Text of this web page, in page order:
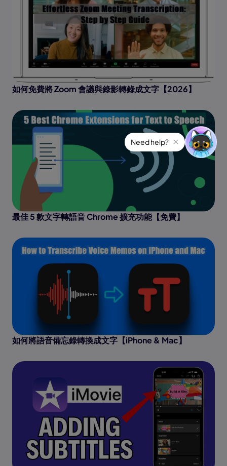
如何免費將 Zoom 會議與錄影轉錄成文字【2026】
最佳 5 款文字轉語音 Chrome 擴充功能【免費】
如何將語音備忘錄轉換成文字【iPhone & Mac】